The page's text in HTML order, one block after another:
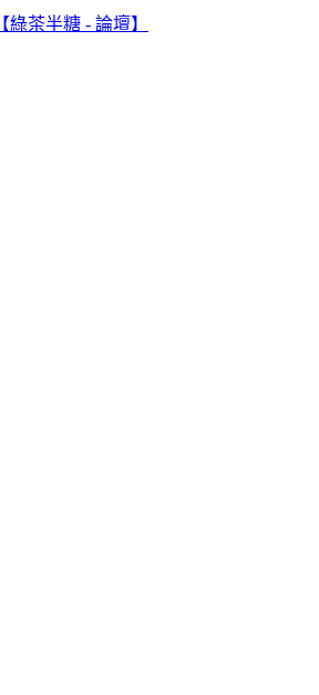
【綠茶半糖 - 論壇】